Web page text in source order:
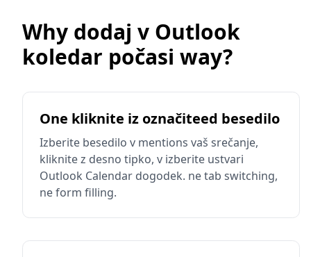
Why dodaj v Outlook
koledar počasi way?
One kliknite iz označiteed besedilo
Izberite besedilo v mentions vaš srečanje,
kliknite z desno tipko, v izberite ustvari
Outlook Calendar dogodek. ne tab switching,
ne form filling.